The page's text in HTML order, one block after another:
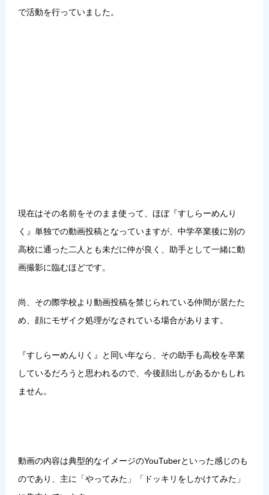
で活動を行っていました。
現在はその名前をそのまま使って、ほぼ『すしらーめんり
く』単独での動画投稿となっていますが、中学卒業後に別の
高校に通った二人とも未だに仲が良く、助手として一緒に動
画撮影に臨むほどです。
尚、その際学校より動画投稿を禁じられている仲間が居たた
め、顔にモザイク処理がなされている場合があります。
『すしらーめんりく』と同い年なら、その助手も高校を卒業
しているだろうと思われるので、今後顔出しがあるかもしれ
ません。
動画の内容は典型的なイメージのYouTuberといった感じのも
のであり、主に「やってみた」「ドッキリをしかけてみた」